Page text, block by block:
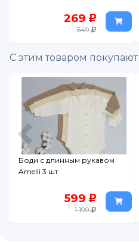
269
549
С этим товаром покупают
Боди с длинным рукавом
Amelli 3 шт
599
1 199